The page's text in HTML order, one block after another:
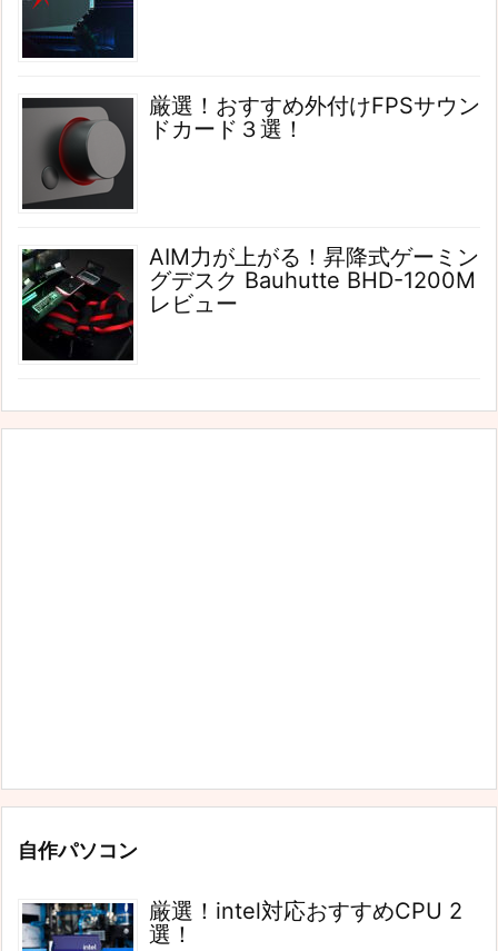
厳選！おすすめ外付けFPSサウン
ドカード３選！
AIM力が上がる！昇降式ゲーミン
グデスク Bauhutte BHD-1200M
レビュー
自作パソコン
厳選！intel対応おすすめCPU 2
選！